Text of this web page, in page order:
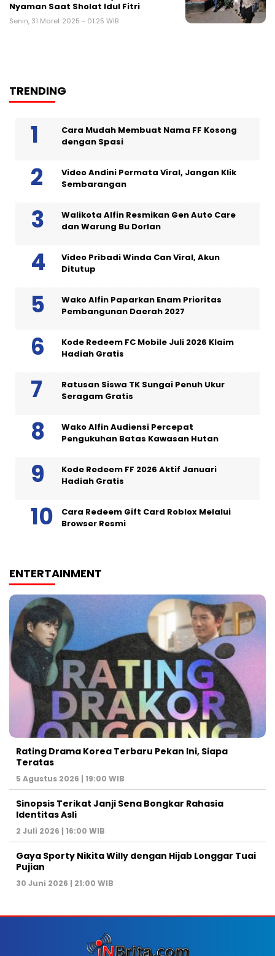
Nyaman Saat Sholat Idul Fitri
Senin, 31 Maret 2025 - 01:25 WIB
TRENDING
Cara Mudah Membuat Nama FF Kosong
dengan Spasi
Video Andini Permata Viral, Jangan Klik
Sembarangan
Walikota Alfin Resmikan Gen Auto Care
dan Warung Bu Dorlan
Video Pribadi Winda Can Viral, Akun
Ditutup
Wako Alfin Paparkan Enam Prioritas
Pembangunan Daerah 2027
Kode Redeem FC Mobile Juli 2026 Klaim
Hadiah Gratis
Ratusan Siswa TK Sungai Penuh Ukur
Seragam Gratis
Wako Alfin Audiensi Percepat
Pengukuhan Batas Kawasan Hutan
Kode Redeem FF 2026 Aktif Januari
Hadiah Gratis
Cara Redeem Gift Card Roblox Melalui
Browser Resmi
ENTERTAINMENT
Rating Drama Korea Terbaru Pekan Ini, Siapa
Teratas
5 Agustus 2026 | 19:00 WIB
Sinopsis Terikat Janji Sena Bongkar Rahasia
Identitas Asli
2 Juli 2026 | 16:00 WIB
Gaya Sporty Nikita Willy dengan Hijab Longgar Tuai
Pujian
30 Juni 2026 | 21:00 WIB